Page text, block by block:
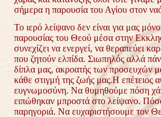
σήμερα η παρουσία του Αγίου στον
Το ιερό λείψανο δεν είναι για μας
παρουσίας του Θεού μέσα στην
συνεχίζει να ενεργεί, να θεραπεύει
που ζητούν ελπίδα. Σιωπηλός αλλά
δίπλα μας, ακροατής των προσευχών
κάθε στιγμή της ζωής μας.Η επέτειος
ευγνωμοσύνη. Να θυμηθούμε πόση
ειπώθηκαν μπροστά στο λείψανο.
παρηγοριά. Να ευχαριστήσουμε τον